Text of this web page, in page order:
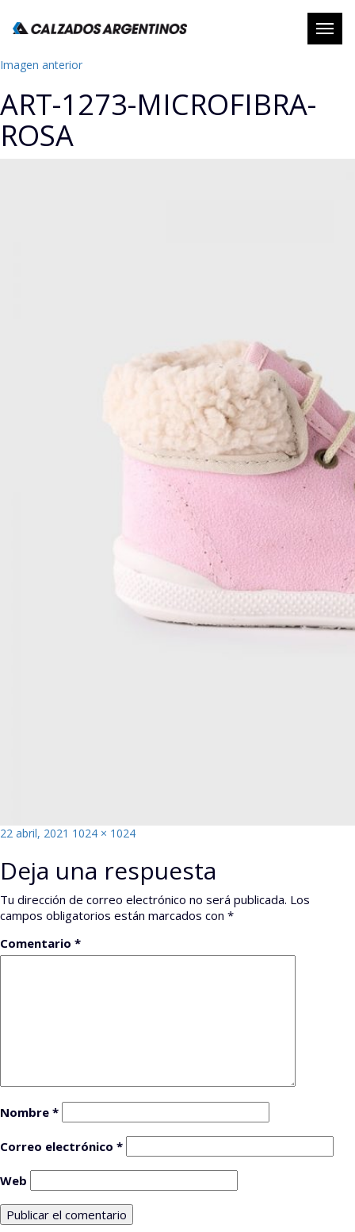
Abrir
Imagen anterior
ART-1273-MICROFIBRA-
ROSA
Publicado
22 abril, 2021 Tamaño
1024 × 1024
Deja una respuesta
Tu dirección de correo electrónico no será publicada. Los
campos obligatorios están marcados con *
Comentario *
Nombre *
Correo electrónico *
Web